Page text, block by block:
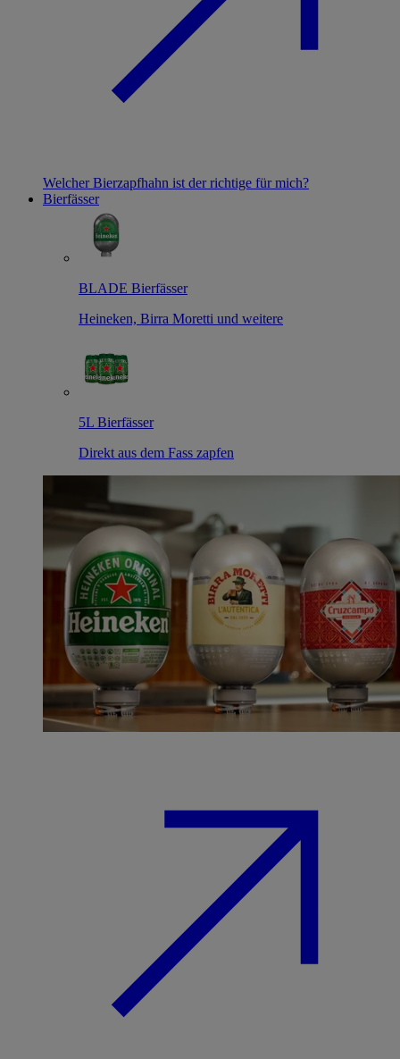
Welcher Bierzapfhahn ist der richtige für mich?
Bierfässer
BLADE Bierfässer
Heineken, Birra Moretti und weitere
5L Bierfässer
Direkt aus dem Fass zapfen